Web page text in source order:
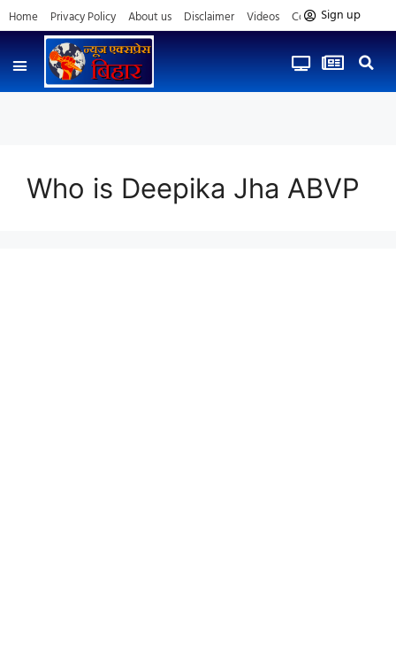
Home Privacy Policy About us Disclaimer Videos Contact us
Sign up
Who is Deepika Jha ABVP